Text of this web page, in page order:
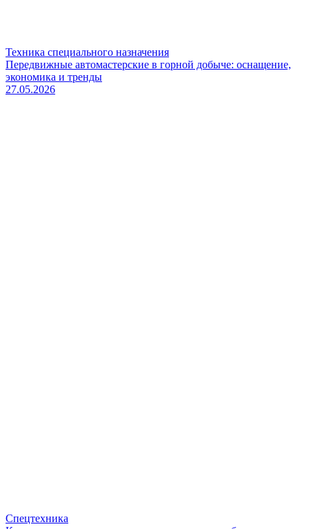
Техника специального назначения
Передвижные автомастерские в горной добыче: оснащение,
экономика и тренды
27.05.2026
Спецтехника